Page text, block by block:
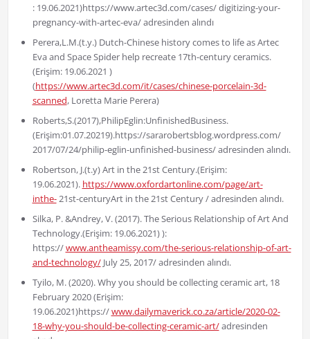
: 19.06.2021)https://www.artec3d.com/cases/ digitizing-your-
pregnancy-with-artec-eva/ adresinden alındı
Perera,L.M.(t.y.) Dutch-Chinese history comes to life as Artec
Eva and Space Spider help recreate 17th-century ceramics.
(Erişim: 19.06.2021 )
(https://www.artec3d.com/it/cases/chinese-porcelain-3d-
scanned, Loretta Marie Perera)
Roberts,S.(2017),PhilipEglin:UnfinishedBusiness.
(Erişim:01.07.20219).https://sararobertsblog.wordpress.com/
2017/07/24/philip-eglin-unfinished-business/ adresinden alındı.
Robertson, J.(t.y) Art in the 21st Century.(Erişim:
19.06.2021). https://www.oxfordartonline.com/page/art-
inthe-21st-centuryArt in the 21st Century / adresinden alındı.
Silka, P. &Andrey, V. (2017). The Serious Relationship of Art And
Technology.(Erişim: 19.06.2021) ):
https://www.antheamissy.com/the-serious-relationship-of-art-
and-technology/July 25, 2017/ adresinden alındı.
Tyilo, M. (2020). Why you should be collecting ceramic art, 18
February 2020 (Erişim:
19.06.2021)https://www.dailymaverick.co.za/article/2020-02-
18-why-you-should-be-collecting-ceramic-art/adresinden